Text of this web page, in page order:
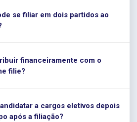
se filiar em dois partidos ao
financeiramente com o
filie?
a cargos eletivos depois
após a filiação?